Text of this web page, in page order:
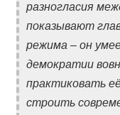
разногласия
показывают
режима – он
демократии
практиковать
строить